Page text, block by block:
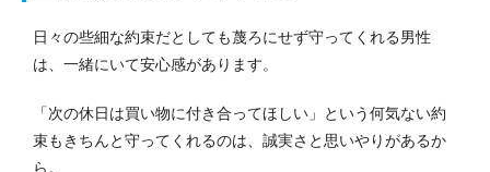
日々の些細な約束だとしても蔑ろにせず守ってくれる男性
は、一緒にいて安心感があります。
「次の休日は買い物に付き合ってほしい」という何気ない約
束もきちんと守ってくれるのは、誠実さと思いやりがあるか
ら。